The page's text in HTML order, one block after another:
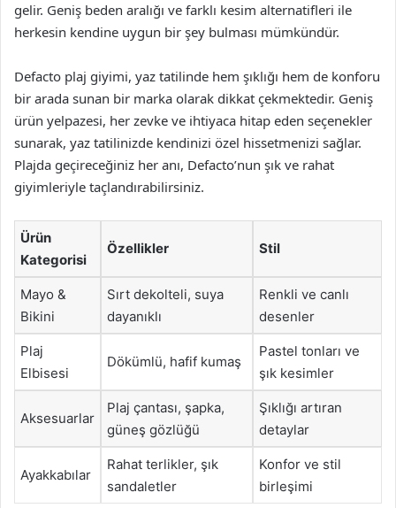
gelir. Geniş beden aralığı ve farklı kesim alternatifleri ile
herkesin kendine uygun bir şey bulması mümkündür.
Defacto plaj giyimi, yaz tatilinde hem şıklığı hem de konforu
bir arada sunan bir marka olarak dikkat çekmektedir. Geniş
ürün yelpazesi, her zevke ve ihtiyaca hitap eden seçenekler
sunarak, yaz tatilinizde kendinizi özel hissetmenizi sağlar.
Plajda geçireceğiniz her anı, Defacto’nun şık ve rahat
giyimleriyle taçlandırabilirsiniz.
Ürün
Kategorisi
Özellikler Stil
Mayo &
Bikini
Sırt dekolteli, suya
dayanıklı
Renkli ve canlı
desenler
Plaj
Elbisesi
Dökümlü, hafif kumaş
Pastel tonları ve
şık kesimler
Aksesuarlar
Plaj çantası, şapka,
güneş gözlüğü
Şıklığı artıran
detaylar
Ayakkabılar
Rahat terlikler, şık
sandaletler
Konfor ve stil
birleşimi